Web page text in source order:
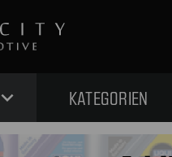
expand_more KATEGORIEN